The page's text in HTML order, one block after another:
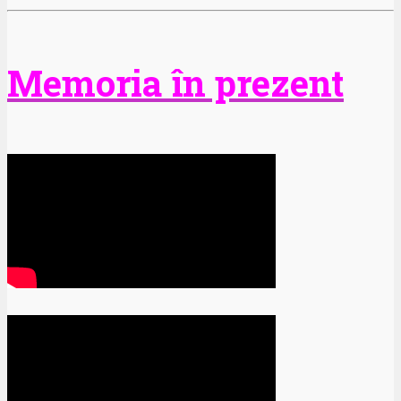
Memoria în prezent